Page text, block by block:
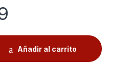
Añadir al carrito